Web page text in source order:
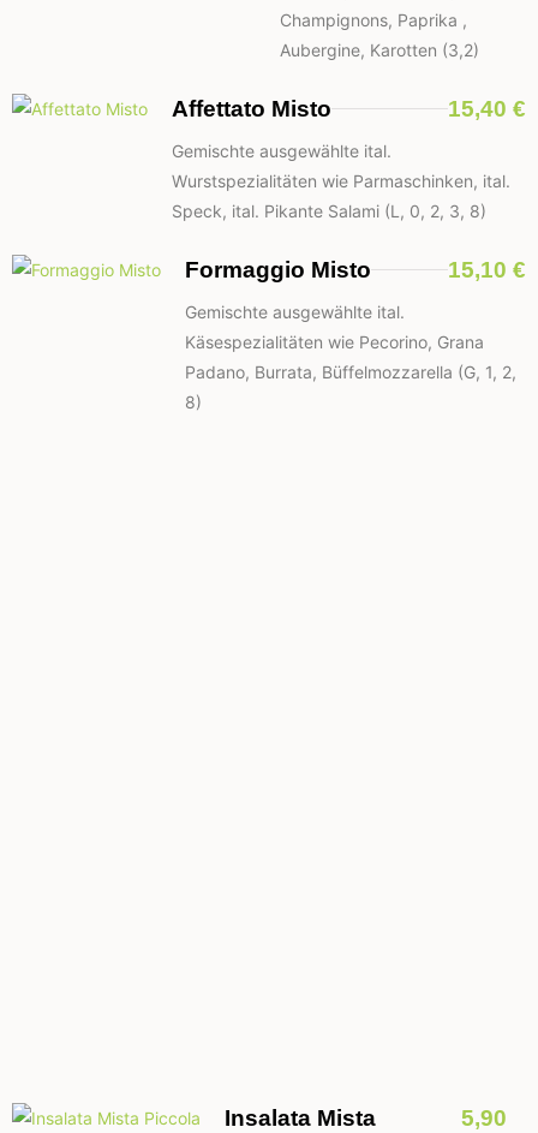
Champignons, Paprika ,
Aubergine, Karotten (3,2)
Affettato Misto 15,40 €
Gemischte ausgewählte ital.
Wurstspezialitäten wie Parmaschinken, ital.
Speck, ital. Pikante Salami (L, 0, 2, 3, 8)
Formaggio Misto 15,10 €
Gemischte ausgewählte ital.
Käsespezialitäten wie Pecorino, Grana
Padano, Burrata, Büffelmozzarella (G, 1, 2,
8)
Insalata Mista
5,90